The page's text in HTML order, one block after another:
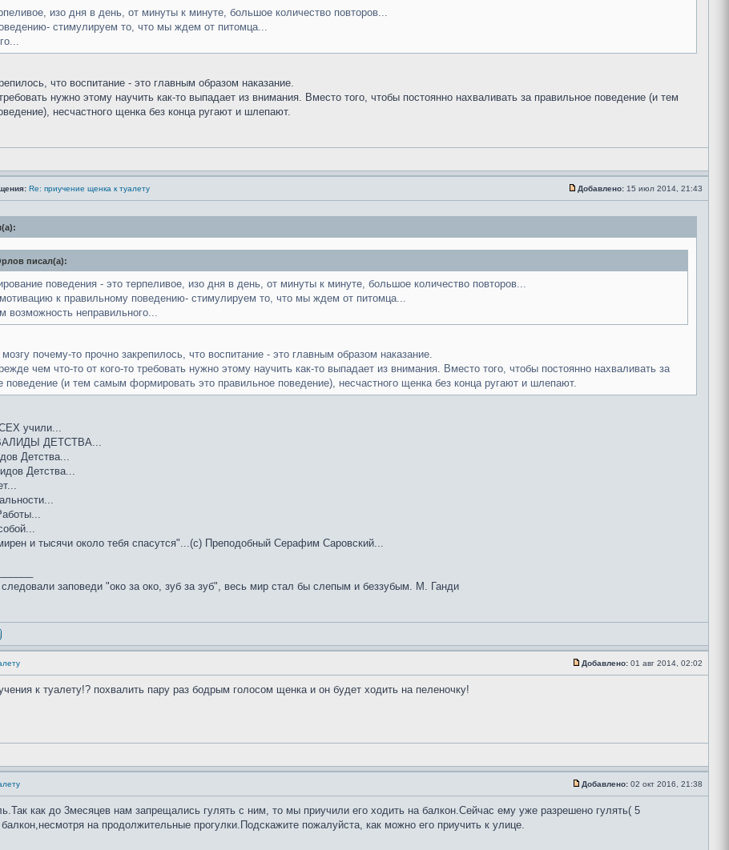
изо дня в день, от минуты к минуте, большое количество повторов...
стимулируем то, что мы ждем от питомца...
что воспитание - это главным образом наказание.
нужно этому научить как-то выпадает из внимания. Вместо того, чтобы постоянно нахваливать за правильное поведение (и тем
несчастного щенка без конца ругают и шлепают.
Re: приучение щенка к туалету Добавлено: 15 июл 2014, 21:43
писал(а):
поведения - это терпеливое, изо дня в день, от минуты к минуте, большое количество повторов...
к правильному поведению- стимулируем то, что мы ждем от питомца...
возможность неправильного...
почему-то прочно закрепилось, что воспитание - это главным образом наказание.
чем что-то от кого-то требовать нужно этому научить как-то выпадает из внимания. Вместо того, чтобы постоянно нахваливать за
поведение (и тем самым формировать это правильное поведение), несчастного щенка без конца ругают и шлепают.
учили...
ДЕТСТВА...
Детства...
Детства...
и тысячи около тебя спасутся"...(с) Преподобный Серафим Саровский...
заповеди "око за око, зуб за зуб", весь мир стал бы слепым и беззубым. М. Ганди
Добавлено: 01 авг 2014, 02:02
к туалету!? похвалить пару раз бодрым голосом щенка и он будет ходить на пеленочку!
Добавлено: 02 окт 2016, 21:38
как до 3месяцев нам запрещались гулять с ним, то мы приучили его ходить на балкон.Сейчас ему уже разрешено гулять( 5
на продолжительные прогулки.Подскажите пожалуйста, как можно его приучить к улице.